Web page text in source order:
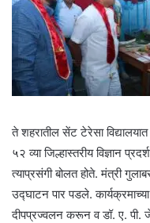
ते शहरातील सेंट टेरेसा विद्यालयात
५२ व्या जिल्हास्तरीय विज्ञान
त्याप्रसंगी बोलत होते. मंत्री
उद्घाटन पार पडले.
दीपप्रज्वलन करून व डॉ. ए. पी.